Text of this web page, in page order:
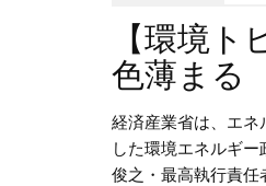
【環境
色薄まる
経済産業省は、エネ
した環境エネルギ
俊之・最高執行責任